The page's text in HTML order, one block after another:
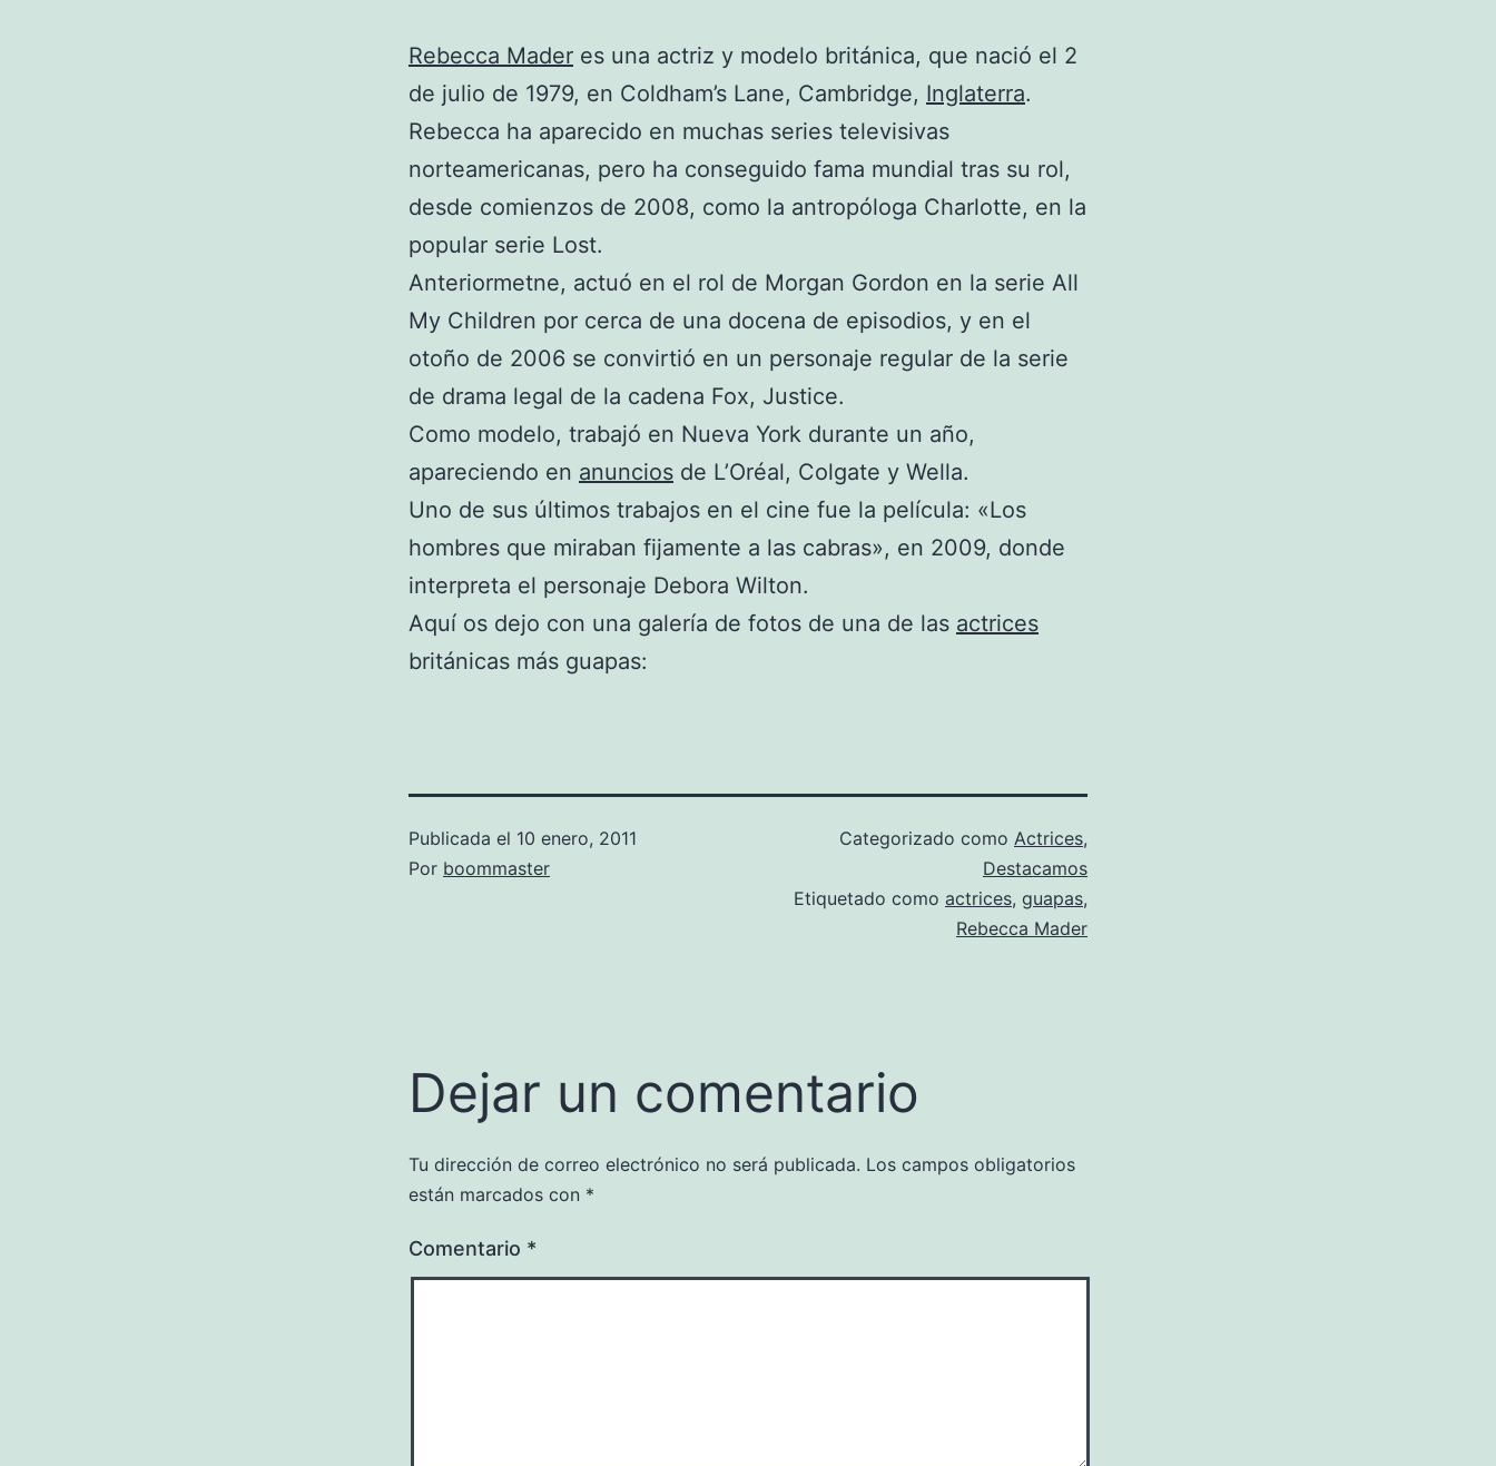
Rebecca Mader es una actriz y modelo británica, que nació el 2
de julio de 1979, en Coldham’s Lane, Cambridge, Inglaterra.
Rebecca ha aparecido en muchas series televisivas
norteamericanas, pero ha conseguido fama mundial tras su rol,
desde comienzos de 2008, como la antropóloga Charlotte, en la
popular serie Lost.
Anteriormetne, actuó en el rol de Morgan Gordon en la serie All
My Children por cerca de una docena de episodios, y en el
otoño de 2006 se convirtió en un personaje regular de la serie
de drama legal de la cadena Fox, Justice.
Como modelo, trabajó en Nueva York durante un año,
apareciendo en anuncios de L’Oréal, Colgate y Wella.
Uno de sus últimos trabajos en el cine fue la película: «Los
hombres que miraban fijamente a las cabras», en 2009, donde
interpreta el personaje Debora Wilton.
Aquí os dejo con una galería de fotos de una de las actrices
británicas más guapas:
Publicada el 10 enero, 2011
Por boommaster
Categorizado como Actrices,
Destacamos
Etiquetado como actrices, guapas,
Rebecca Mader
Dejar un comentario
Tu dirección de correo electrónico no será publicada. Los campos obligatorios
están marcados con *
Comentario *